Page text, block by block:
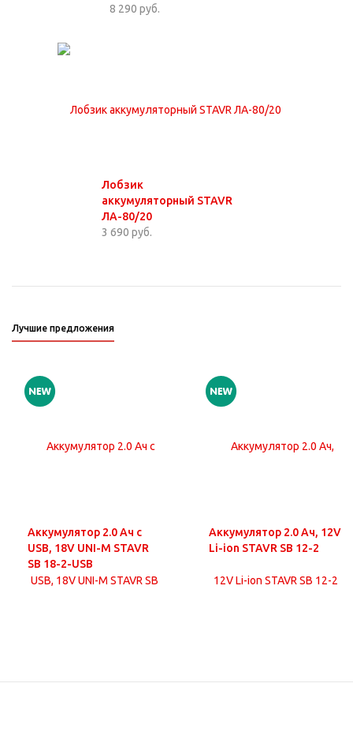
8 290 руб.
Лобзик
аккумуляторный STAVR
ЛА-80/20
3 690 руб.
Лучшие предложения
Аккумулятор 2.0 Ач с
USB, 18V UNI-M STAVR
SB 18-2-USB
Аккумулятор 2.0 Ач, 12V
Li-ion STAVR SB 12-2